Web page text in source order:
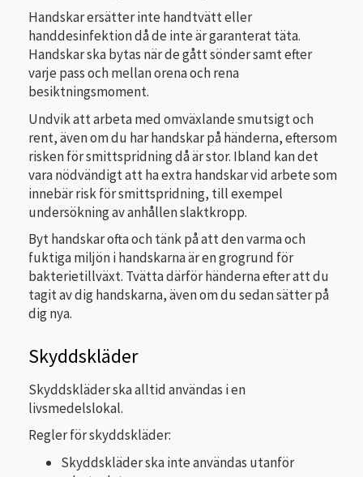
Handskar ersätter inte handtvätt eller
handdesinfektion då de inte är garanterat täta.
Handskar ska bytas när de gått sönder samt efter
varje pass och mellan orena och rena
besiktningsmoment.
Undvik att arbeta med omväxlande smutsigt och
rent, även om du har handskar på händerna, eftersom
risken för smittspridning då är stor. Ibland kan det
vara nödvändigt att ha extra handskar vid arbete som
innebär risk för smittspridning, till exempel
undersökning av anhållen slaktkropp.
Byt handskar ofta och tänk på att den varma och
fuktiga miljön i handskarna är en grogrund för
bakterietillväxt. Tvätta därför händerna efter att du
tagit av dig handskarna, även om du sedan sätter på
dig nya.
Skyddskläder
Skyddskläder ska alltid användas i en
livsmedelslokal.
Regler för skyddskläder:
Skyddskläder ska inte användas utanför